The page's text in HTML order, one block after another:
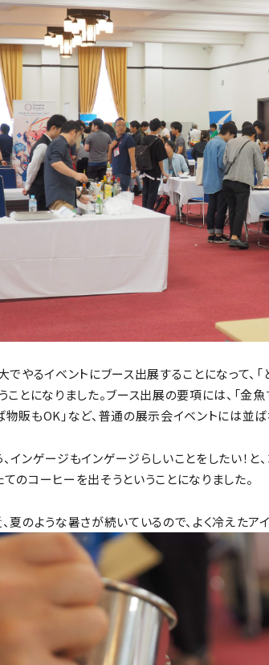
でやるイベントにブース出展することになって、
ことになりました。ブース出展の要項には、「金
物販もOK」など、普通の展示会イベントには並
インゲージもインゲージらしいことをしたい！と
のコーヒーを出そうということになりました。
夏のような暑さが続いているので、よく冷えたア